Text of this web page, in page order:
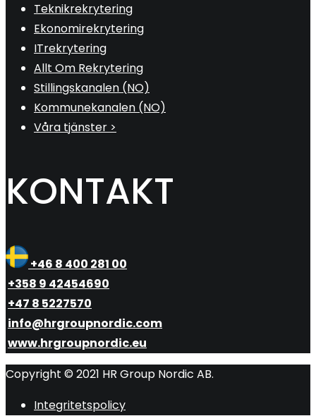
Teknikrekrytering
Ekonomirekrytering
ITrekrytering
Allt Om Rekrytering
Stillingskanalen (NO)
Kommunekanalen (NO)
Våra tjänster >
KONTAKT
+46 8 400 281 00
+358 9 42454690
+47 8 5227570
info@hrgroupnordic.com
www.hrgroupnordic.eu
Copyright © 2021 HR Group Nordic AB.
Integritetspolicy